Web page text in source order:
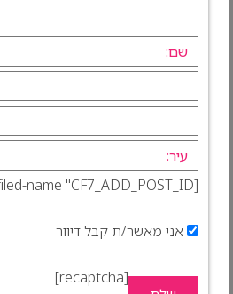
[dynamictext my-filed-name "CF7_ADD_POST_ID"]
אני מאשר/ת קבל דיוור
[recaptcha]